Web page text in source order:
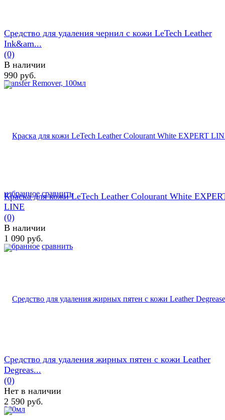
избранное сравнить
Средство для удаления чернил с кожи LeTech Leather
Ink&am...
(0)
В наличии
990 руб.
избранное сравнить
Краска для кожи LeTech Leather Colourant White
LINE
(0)
В наличии
1 090 руб.
Средство для удаления жирных пятен с кожи Leather
Degreas...
(0)
Нет в наличии
2 590 руб.